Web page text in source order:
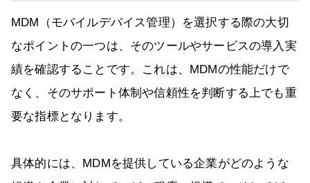
MDM（モバイルデバイス管理）を選択する際の大切
なポイントの一つは、そのツールやサービスの導入実
績を確認することです。これは、MDMの性能だけで
なく、そのサポート体制や信頼性を判断する上でも重
要な指標となります。
具体的には、MDMを提供している企業がどのような